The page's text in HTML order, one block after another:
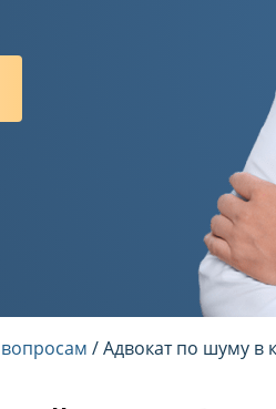
/ Адвокат по шуму в